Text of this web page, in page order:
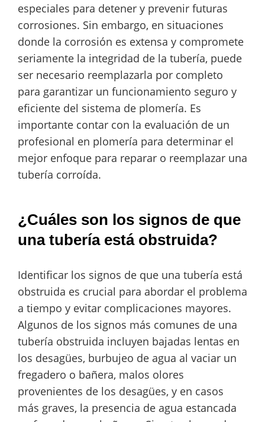
especiales para detener y prevenir futuras
corrosiones. Sin embargo, en situaciones
donde la corrosión es extensa y compromete
seriamente la integridad de la tubería, puede
ser necesario reemplazarla por completo
para garantizar un funcionamiento seguro y
eficiente del sistema de plomería. Es
importante contar con la evaluación de un
profesional en plomería para determinar el
mejor enfoque para reparar o reemplazar una
tubería corroída.
¿Cuáles son los signos de que
una tubería está obstruida?
Identificar los signos de que una tubería está
obstruida es crucial para abordar el problema
a tiempo y evitar complicaciones mayores.
Algunos de los signos más comunes de una
tubería obstruida incluyen bajadas lentas en
los desagües, burbujeo de agua al vaciar un
fregadero o bañera, malos olores
provenientes de los desagües, y en casos
más graves, la presencia de agua estancada